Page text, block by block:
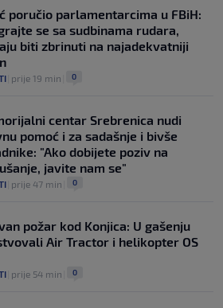
poručio parlamentarcima u FBiH:
se sa sudbinama rudara,
biti zbrinuti na najadekvatniji
prije 19 min 0
centar Srebrenica nudi
pomoć i za sadašnje i bivše
"Ako dobijete poziv na
javite nam se"
prije 47 min 0
požar kod Konjica: U gašenju
Air Tractor i helikopter OS
prije 54 min 0